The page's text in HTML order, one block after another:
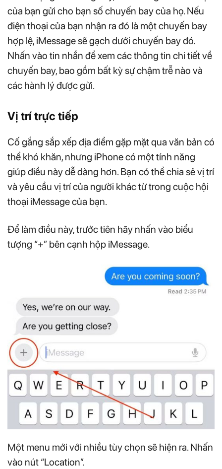
của bạn gửi cho bạn số chuyến bay của họ. Nếu
điện thoại của bạn nhận ra đó là một chuyến bay
hợp lệ, iMessage sẽ gạch dưới chuyến bay đó.
Nhấn vào tin nhắn để xem các thông tin chi tiết về
chuyến bay, bao gồm bất kỳ sự chậm trễ nào và
các hành lý được gửi.
Vị trí trực tiếp
Cố gắng sắp xếp địa điểm gặp mặt qua văn bản có
thể khó khăn, nhưng iPhone có một tính năng
giúp điều này dễ dàng hơn. Bạn có thể chia sẻ vị trí
và yêu cầu vị trí của người khác từ trong cuộc hội
thoại iMessage của bạn.
Để làm điều này, trước tiên hãy nhấn vào biểu
tượng “+” bên cạnh hộp iMessage.
Một menu mới với nhiều tùy chọn sẽ hiện ra. Nhấn
vào nút “Location”.